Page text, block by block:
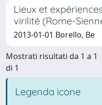
Lieux et
virilité (Rome-
2013-01-01 Borello, Be
Mostrati risultati da 1 a 1
di 1
Legenda icone